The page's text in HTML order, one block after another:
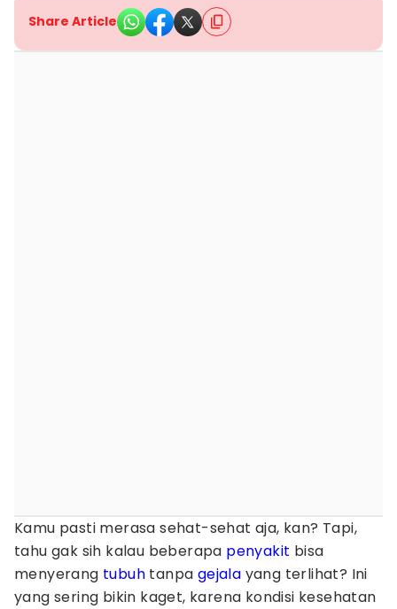
Share Article
Kamu pasti merasa sehat-sehat aja, kan? Tapi,
tahu gak sih kalau beberapa penyakit bisa
menyerang tubuh tanpa gejala yang terlihat? Ini
yang sering bikin kaget, karena kondisi kesehatan